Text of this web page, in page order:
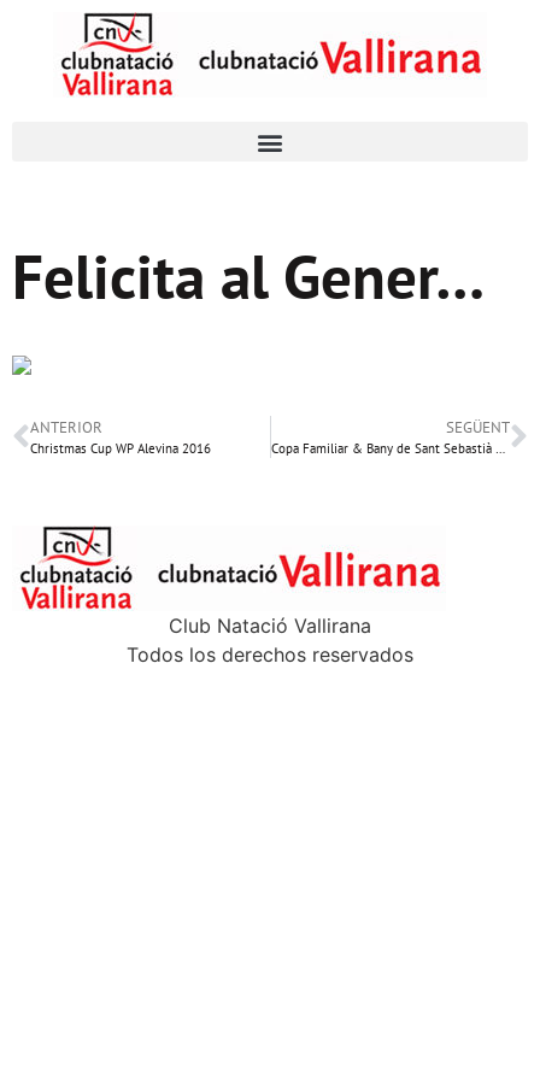
Felicita al Gener…
ANTERIOR
Christmas Cup WP Alevina 2016
SEGÜENT
Copa Familiar & Bany de Sant Sebastià 2017
Club Natació Vallirana
Todos los derechos reservados